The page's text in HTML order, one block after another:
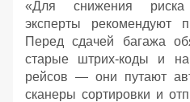
«Для снижения
эксперты рекомендуют
Перед сдачей багажа
старые штрих-коды и
рейсов — они путают
сканеры сортировки и